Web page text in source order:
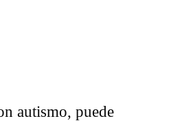
autismo, puede